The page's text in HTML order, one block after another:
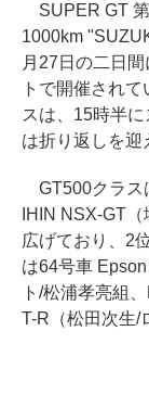
SUPER GT
1000km
月27日の二日
トで開催され
スは、15時半
は折り返しを迎
GT500クラス
IHIN NSX-GT
広げており、2
は64号車
ト/松浦孝亮組
T-R（松田次生/